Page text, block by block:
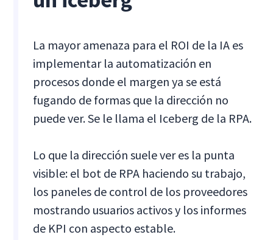
La mayor amenaza para el ROI de la IA es
implementar la automatización en
procesos donde el margen ya se está
fugando de formas que la dirección no
puede ver. Se le llama el Iceberg de la RPA.
Lo que la dirección suele ver es la punta
visible: el bot de RPA haciendo su trabajo,
los paneles de control de los proveedores
mostrando usuarios activos y los informes
de KPI con aspecto estable.